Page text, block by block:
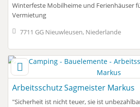
Winterfeste Mobilheime und Ferienhäuser
Vermietung
7711 GG Nieuwleusen, Niederlande
Arbeitsschutz Sagmeister Markus
"Sicherheit ist nicht teuer, sie ist